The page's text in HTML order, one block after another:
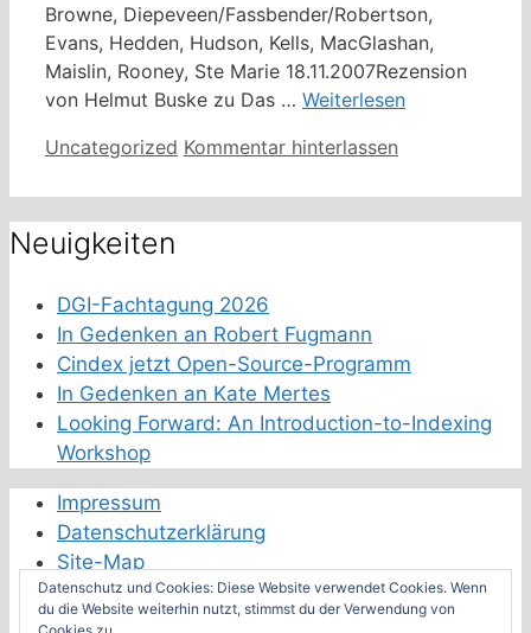
Browne, Diepeveen/Fassbender/Robertson,
Evans, Hedden, Hudson, Kells, MacGlashan,
Maislin, Rooney, Ste Marie 18.11.2007Rezension
von Helmut Buske zu Das … Weiterlesen
Kategorien
Uncategorized Kommentar hinterlassen
Neuigkeiten
DGI-Fachtagung 2026
In Gedenken an Robert Fugmann
Cindex jetzt Open-Source-Programm
In Gedenken an Kate Mertes
Looking Forward: An Introduction-to-Indexing
Workshop
Impressum
Datenschutzerklärung
Site-Map
Schwester-Fachverbände
Datenschutz und Cookies: Diese Website verwendet Cookies. Wenn
du die Website weiterhin nutzt, stimmst du der Verwendung von